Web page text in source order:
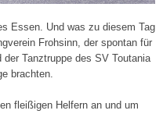
Essen. Und was zu diesem Tag
Frohsinn, der spontan für
Tanztruppe des SV Toutania
brachten.
fleißigen Helfern an und um